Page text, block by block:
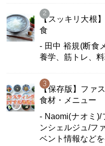
【スッキリ大根
食
- 田中 裕規(断食
養学、筋トレ、
【保存版】ファ
食材・メニュー
- Naomi(ナオミ)/
ンシェルジュ/フ
ベント情報など